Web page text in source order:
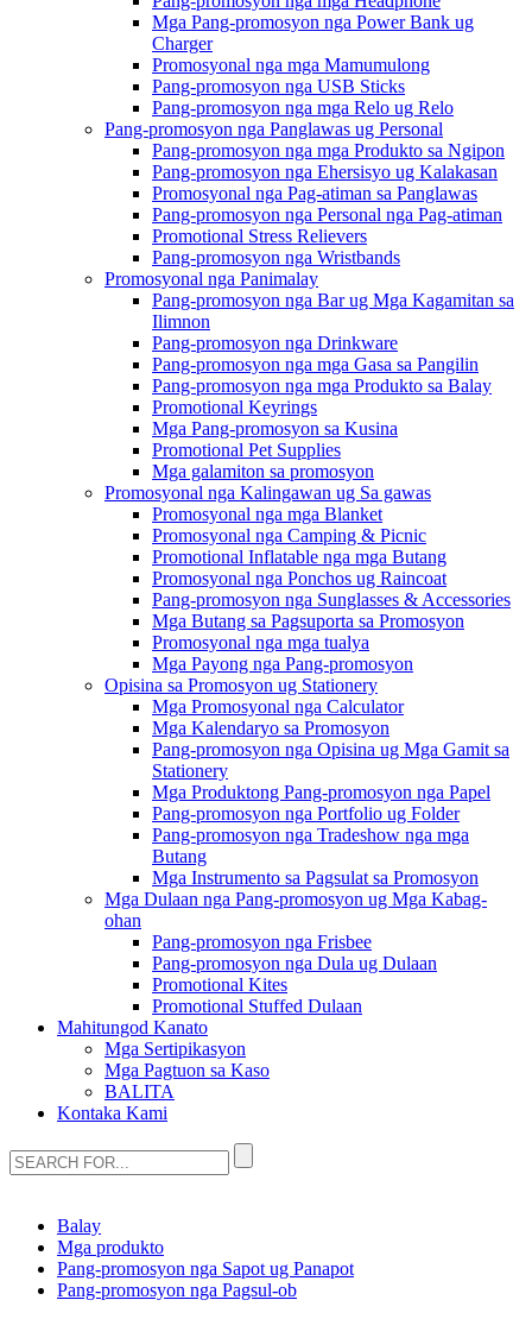
Mga Pang-promosyon nga Power Bank ug
Charger
Promosyonal nga mga Mamumulong
Pang-promosyon nga USB Sticks
Pang-promosyon nga mga Relo ug Relo
Pang-promosyon nga Panglawas ug Personal
Pang-promosyon nga mga Produkto sa Ngipon
Pang-promosyon nga Ehersisyo ug Kalakasan
Promosyonal nga Pag-atiman sa Panglawas
Pang-promosyon nga Personal nga Pag-atiman
Promotional Stress Relievers
Pang-promosyon nga Wristbands
Promosyonal nga Panimalay
Pang-promosyon nga Bar ug Mga Kagamitan sa
Ilimnon
Pang-promosyon nga Drinkware
Pang-promosyon nga mga Gasa sa Pangilin
Pang-promosyon nga mga Produkto sa Balay
Promotional Keyrings
Mga Pang-promosyon sa Kusina
Promotional Pet Supplies
Mga galamiton sa promosyon
Promosyonal nga Kalingawan ug Sa gawas
Promosyonal nga mga Blanket
Promosyonal nga Camping & Picnic
Promotional Inflatable nga mga Butang
Promosyonal nga Ponchos ug Raincoat
Pang-promosyon nga Sunglasses & Accessories
Mga Butang sa Pagsuporta sa Promosyon
Promosyonal nga mga tualya
Mga Payong nga Pang-promosyon
Opisina sa Promosyon ug Stationery
Mga Promosyonal nga Calculator
Mga Kalendaryo sa Promosyon
Pang-promosyon nga Opisina ug Mga Gamit sa
Stationery
Mga Produktong Pang-promosyon nga Papel
Pang-promosyon nga Portfolio ug Folder
Pang-promosyon nga Tradeshow nga mga
Butang
Mga Instrumento sa Pagsulat sa Promosyon
Mga Dulaan nga Pang-promosyon ug Mga Kabag-
ohan
Pang-promosyon nga Frisbee
Pang-promosyon nga Dula ug Dulaan
Promotional Kites
Promotional Stuffed Dulaan
Mahitungod Kanato
Mga Sertipikasyon
Mga Pagtuon sa Kaso
BALITA
Kontaka Kami
Balay
Mga produkto
Pang-promosyon nga Sapot ug Panapot
Pang-promosyon nga Pagsul-ob